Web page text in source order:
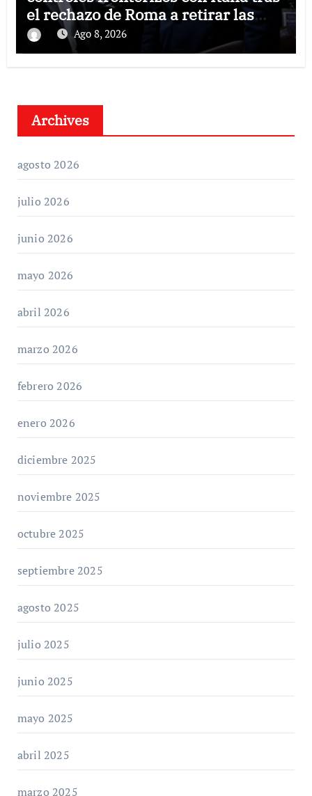
el rechazo de Roma a retirar las
restricciones
Ago 8, 2026
Archives
agosto 2026
julio 2026
junio 2026
mayo 2026
abril 2026
marzo 2026
febrero 2026
enero 2026
diciembre 2025
noviembre 2025
octubre 2025
septiembre 2025
agosto 2025
julio 2025
junio 2025
mayo 2025
abril 2025
marzo 2025